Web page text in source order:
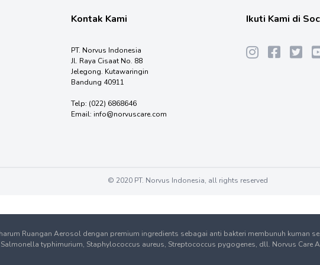
Kontak Kami
PT. Norvus Indonesia
Jl. Raya Cisaat No. 88
Jelegong. Kutawaringin
Bandung 40911
Telp: (022) 6868646
Email: info@norvuscare.com
Ikuti Kami di
© 2020 PT. Norvus Indonesia, all rights reserved
Ruangan Aerosol dengan premium ingredients sebagai anti bakteri membunuh kuman
typhimurium, Staphylococcus aureus, Streptococcus pygogenes, dll. Norvus